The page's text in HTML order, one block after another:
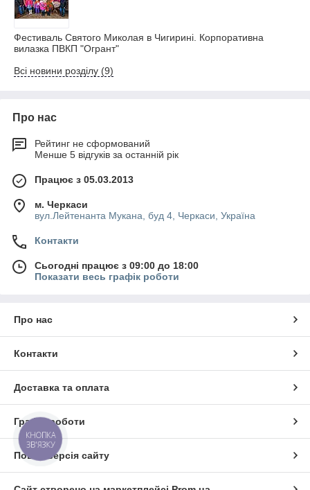
Фестиваль Святого Миколая в Чигирині. Корпоративна
вилазка ПВКП "Огрант"
Всі новини розділу (9)
Про нас
Рейтинг не сформований
Менше 5 відгуків за останній рік
Працює з 05.03.2013
м. Черкаси
вул.Лейтенанта Мукана, буд 4, Черкаси, Україна
Контакти
Сьогодні працює з 09:00 до 18:00
Показати весь графік роботи
Про нас
Контакти
Доставка та оплата
Графік роботи
Повна версія сайту
КНОПКА
ЗВ'ЯЗКУ